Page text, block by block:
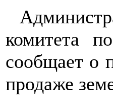
комитета
сообщает о
продаже